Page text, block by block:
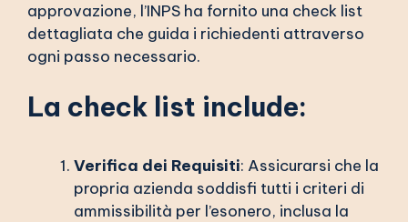
approvazione, l’INPS ha fornito una check list
dettagliata che guida i richiedenti attraverso
ogni passo necessario.
La check list include:
Verifica dei Requisiti: Assicurarsi che la
propria azienda soddisfi tutti i criteri di
ammissibilità per l’esonero, inclusa la